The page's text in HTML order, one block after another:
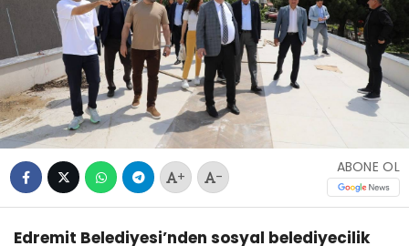
+ -
ABONE OL
Edremit Belediyesi’nden sosyal belediyecilik